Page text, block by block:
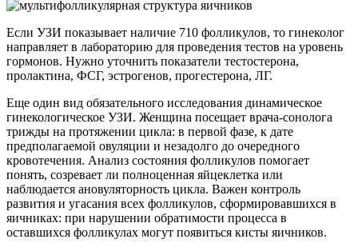
Если УЗИ показывает наличие 710 фолликулов, то гинеколог
направляет в лабораторию для проведения тестов на уровень
гормонов. Нужно уточнить показатели тестостерона,
пролактина, ФСГ, эстрогенов, прогестерона, ЛГ.
Еще один вид обязательного исследования динамическое
гинекологическое УЗИ. Женщина посещает врача-сонолога
трижды на протяжении цикла: в первой фазе, к дате
предполагаемой овуляции и незадолго до очередного
кровотечения. Анализ состояния фолликулов помогает
понять, созревает ли полноценная яйцеклетка или
наблюдается ановуляторность цикла. Важен контроль
развития и угасания всех фолликулов, сформировавшихся в
яичниках: при нарушении обратимости процесса в
оставшихся фолликулах могут появиться кисты яичников.